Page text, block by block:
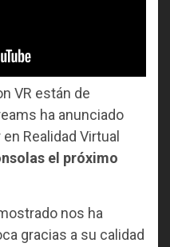
VR están de
ha anunciado
Realidad Virtual
el próximo
nos ha
gracias a su calidad